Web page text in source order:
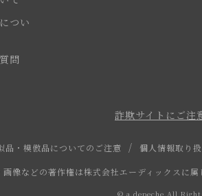
つい
問
詐欺サイトにご注
品・模倣品についてのご注意 個人情報取り
画像などの著作権は株式会社エーディックスに
© a.depeche All